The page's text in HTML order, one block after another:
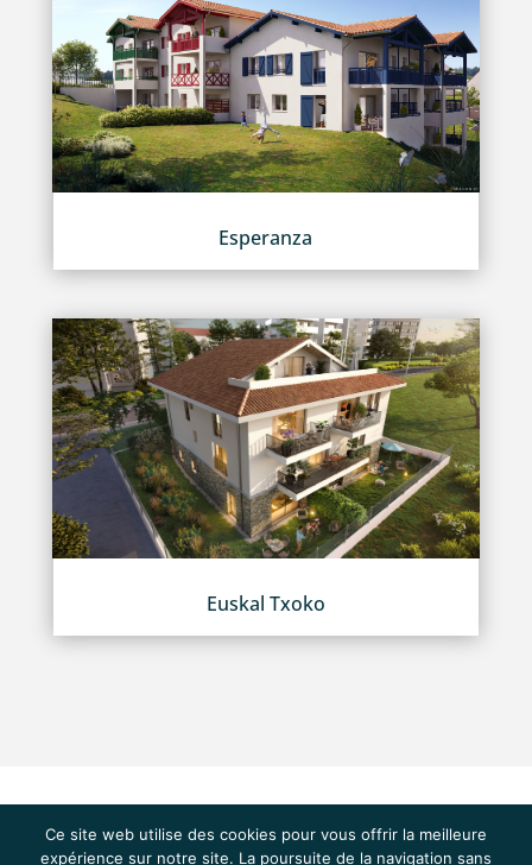
Esperanza
Euskal Txoko
Ce site web utilise des cookies pour vous offrir la meilleure
expérience sur notre site. La poursuite de la navigation sans